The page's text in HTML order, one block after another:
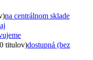
na centrálnom sklade
titulov)dostupná (bez